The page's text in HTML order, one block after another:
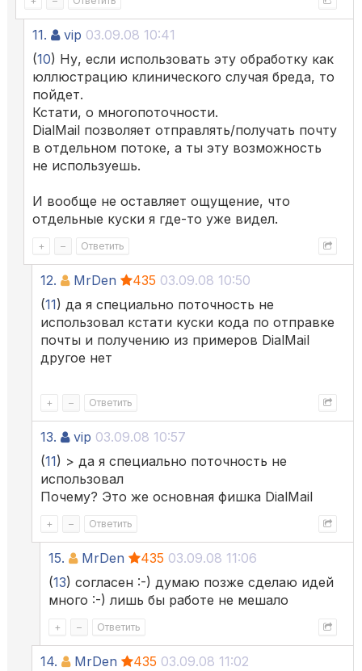
11. vip 03.09.08 10:41
(10) Ну, если использовать эту обработку как
юллюстрацию клинического случая бреда, то
пойдет.
Кстати, о многопоточности.
DialMail позволяет отправлять/получать почту
в отдельном потоке, а ты эту возможность
не используешь.
И вообще не оставляет ощущение, что
отдельные куски я где-то уже видел.
+ – Ответить
12. MrDen 435 03.09.08 10:50
(11) да я специально поточность не
использовал кстати куски кода по отправке
почты и получению из примеров DialMail
другое нет
+ – Ответить
13. vip 03.09.08 10:57
(11) > да я специально поточность не
использовал
Почему? Это же основная фишка DialMail
+ – Ответить
15. MrDen 435 03.09.08 11:06
(13) согласен :-) думаю позже сделаю идей
много :-) лишь бы работе не мешало
+ – Ответить
14. MrDen 435 03.09.08 11:02